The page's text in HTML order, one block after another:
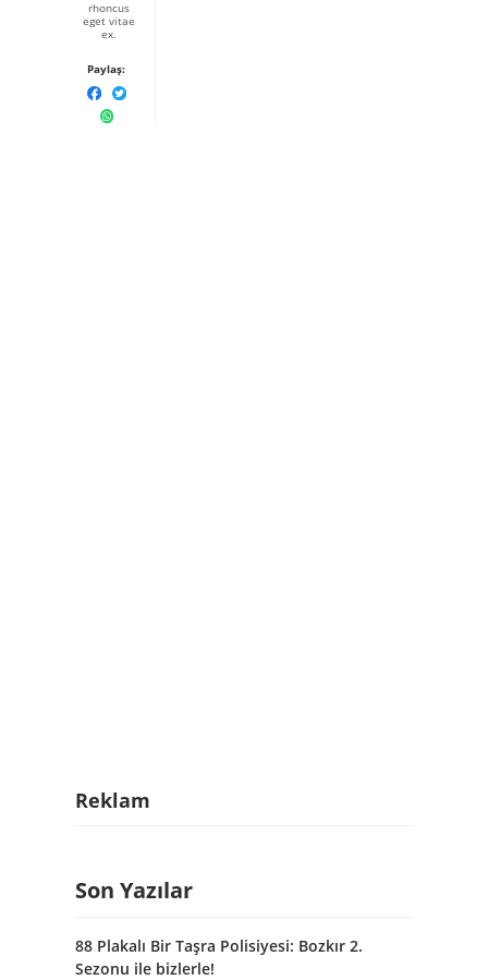
rhoncus
eget vitae
ex.
Paylaş:
Reklam
Son Yazılar
88 Plakalı Bir Taşra Polisiyesi: Bozkır 2.
Sezonu ile bizlerle!